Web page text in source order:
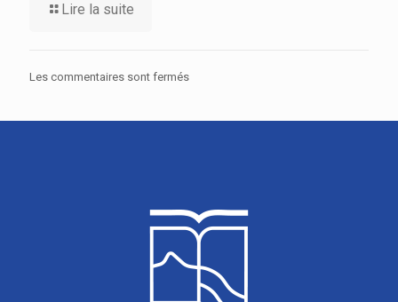
Lire la suite
Les commentaires sont fermés